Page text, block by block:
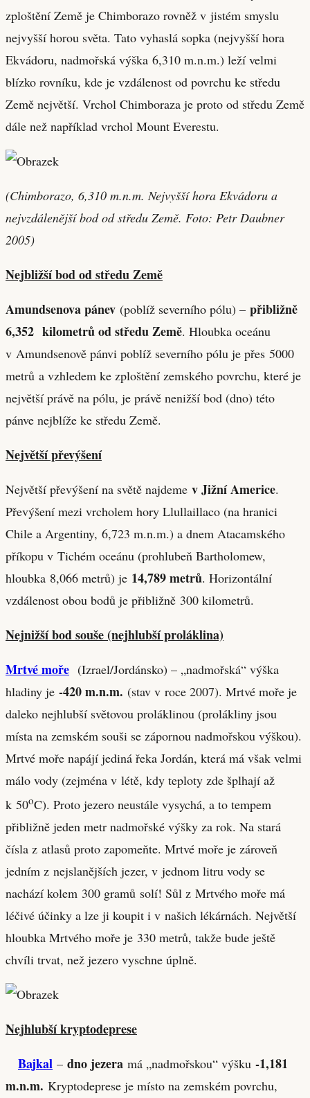
zploštění Země je Chimborazo rovněž v jistém smyslu
nejvyšší horou světa. Tato vyhaslá sopka (nejvyšší hora
Ekvádoru, nadmořská výška 6,310 m.n.m.) leží velmi
blízko rovníku, kde je vzdálenost od povrchu ke středu
Země největší. Vrchol Chimboraza je proto od středu Země
dále než například vrchol Mount Everestu.
(Chimborazo, 6,310 m.n.m. Nejvyšší hora Ekvádoru a
nejvzdálenější bod od středu Země. Foto: Petr Daubner
2005)
Nejbližší bod od středu Země
Amundsenova pánev (poblíž severního pólu) – přibližně
6,352 kilometrů od středu Země. Hloubka oceánu
v Amundsenově pánvi poblíž severního pólu je přes 5000
metrů a vzhledem ke zploštění zemského povrchu, které je
největší právě na pólu, je právě nenižší bod (dno) této
pánve nejblíže ke středu Země.
Největší převýšení
Největší převýšení na světě najdeme v Jižní Americe.
Převýšení mezi vrcholem hory Llullaillaco (na hranici
Chile a Argentiny, 6,723 m.n.m.) a dnem Atacamského
příkopu v Tichém oceánu (prohlubeň Bartholomew,
hloubka 8,066 metrů) je 14,789 metrů. Horizontální
vzdálenost obou bodů je přibližně 300 kilometrů.
Nejnižší bod souše (nejhlubší proláklina)
Mrtvé moře (Izrael/Jordánsko) – „nadmořská“ výška
hladiny je -420 m.n.m. (stav v roce 2007). Mrtvé moře je
daleko nejhlubší světovou proláklinou (prolákliny jsou
místa na zemském souši se zápornou nadmořskou výškou).
Mrtvé moře napájí jediná řeka Jordán, která má však velmi
málo vody (zejména v létě, kdy teploty zde šplhají až
k 50oC). Proto jezero neustále vysychá, a to tempem
přibližně jeden metr nadmořské výšky za rok. Na stará
čísla z atlasů proto zapomeňte. Mrtvé moře je zároveň
jedním z nejslanějších jezer, v jednom litru vody se
nachází kolem 300 gramů solí! Sůl z Mrtvého moře má
léčivé účinky a lze ji koupit i v našich lékárnách. Největší
hloubka Mrtvého moře je 330 metrů, takže bude ještě
chvíli trvat, než jezero vyschne úplně.
Nejhlubší kryptodeprese
Bajkal – dno jezera má „nadmořskou“ výšku -1,181
m.n.m. Kryptodeprese je místo na zemském povrchu,